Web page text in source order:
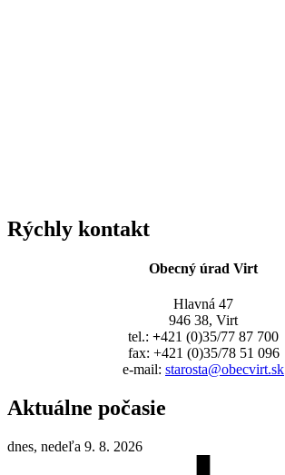
Rýchly kontakt
Obecný úrad Virt
Hlavná 47
946 38, Virt
tel.: +421 (0)35/77 87 700
fax: +421 (0)35/78 51 096
e-mail: starosta@obecvirt.sk
Aktuálne počasie
dnes, nedeľa 9. 8. 2026